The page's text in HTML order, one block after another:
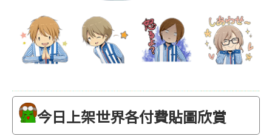
今日上架世界各付費貼圖欣賞